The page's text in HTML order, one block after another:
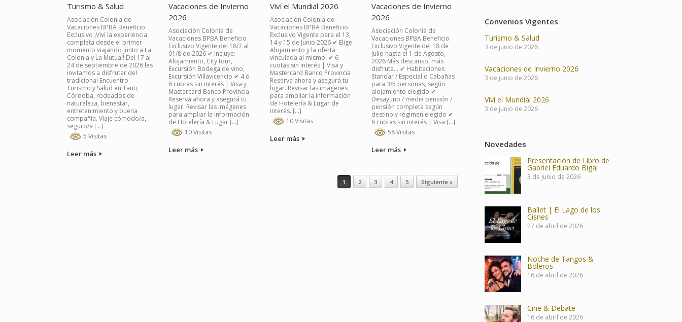
Turismo & Salud
Asociación Colonia de
Vacaciones BPBA Beneficio
Exclusivo ¡Viví la experiencia
completa desde el primer
momento viajando junto a La
Colonia y La Mutual! Del 17 al
24 de septiembre de 2026 les
invitamos a disfrutar del
tradicional Encuentro
Turismo y Salud en Tanti,
Córdoba, rodeados de
naturaleza, bienestar,
entretenimiento y buena
compañía. Viaje cómodo/a,
seguro/a […]
5 Visitas
Leer más
Vacaciones de Invierno
2026
Asociación Colonia de
Vacaciones BPBA Beneficio
Exclusivo Vigente del 18/7 al
01/8 de 2026 ✔ Incluye:
Alojamiento, City tour,
Excursión Bodega de vino,
Excursión Villavicencio ✔ 4 ó
6 cuotas sin interés | Visa y
Mastercard Banco Provincia
Reservá ahora y asegurá tu
lugar. Revisar las imágenes
para ampliar la información
de Hotelería & Lugar […]
10 Visitas
Leer más
Viví el Mundial 2026
Asociación Colonia de
Vacaciones BPBA Beneficio
Exclusivo Vigente para el 13,
14 y 15 de Junio 2026 ✔ Elige
Alojamiento y la oferta
vinculada al mismo. ✔ 6
cuotas sin interés | Visa y
Mastercard Banco Provincia
Reservá ahora y asegurá tu
lugar. Revisar las imágenes
para ampliar la información
de Hotelería & Lugar de
interés. […]
10 Visitas
Leer más
Vacaciones de Invierno
2026
Asociación Colonia de
Vacaciones BPBA Beneficio
Exclusivo Vigente del 18 de
Julio hasta el 1 de Agosto,
2026 Más descanso, más
disfrute… ✔ Habitaciones
Standar / Especial o Cabañas
para 3/5 personas, según
alojamiento elegido ✔
Desayuno / media pensión /
pensión completa según
destino y régimen elegido ✔
6 cuotas sin interés | Visa […]
58 Visitas
Leer más
1 2 3 4 5 Siguiente »
Convenios Vigentes
Turismo & Salud
3 de junio de 2026
Vacaciones de Invierno 2026
3 de junio de 2026
Viví el Mundial 2026
3 de junio de 2026
Novedades
Presentación de Libro de
Gabriel Eduardo Bigal
3 de junio de 2026
Ballet | El Lago de los
Cisnes
27 de abril de 2026
Noche de Tangos &
Boleros
16 de abril de 2026
Cine & Debate
16 de abril de 2026